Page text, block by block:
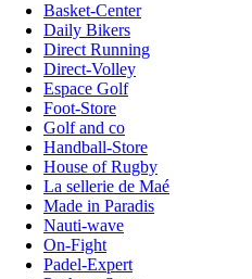
Basket-Center
Daily Bikers
Direct Running
Direct-Volley
Espace Golf
Foot-Store
Golf and co
Handball-Store
House of Rugby
La sellerie de Maé
Made in Paradis
Nauti-wave
On-Fight
Padel-Expert